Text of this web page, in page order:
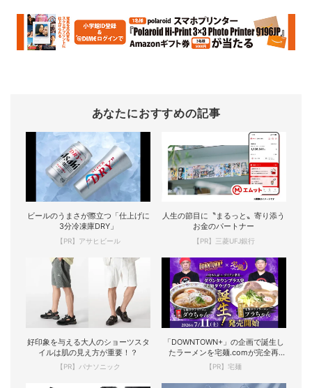
あなたにおすすめの記事
ビールのうまさが際立つ「仕上げに
3分冷凍庫DRY」
【PR】アサヒビール
人生の節目に〝まるっと〟寄り添う
お金のパートナー
【PR】三菱UFJ銀行
好印象を与える大人のショーツスタ
イルは肌の見え方が重要！？
【PR】パナソニック
「DOWNTOWN+」の企画で誕生し
たラーメンを宅麺.comが完全再
現！
【PR】宅麺